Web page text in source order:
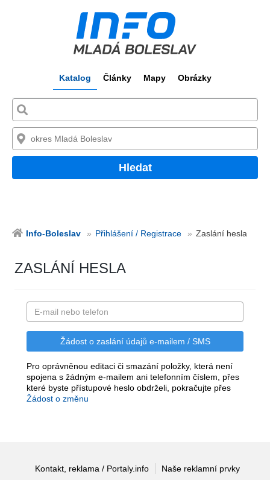
Katalog Články Mapy Obrázky
Hledat
Info-Boleslav Přihlášení / Registrace Zaslání hesla
ZASLÁNÍ HESLA
Pro oprávněnou editaci či smazání položky, která není
spojena s žádným e-mailem ani telefonním číslem, přes
které byste přístupové heslo obdrželi, pokračujte přes
Žádost o změnu
Kontakt, reklama / Portaly.info
Naše reklamní prvky